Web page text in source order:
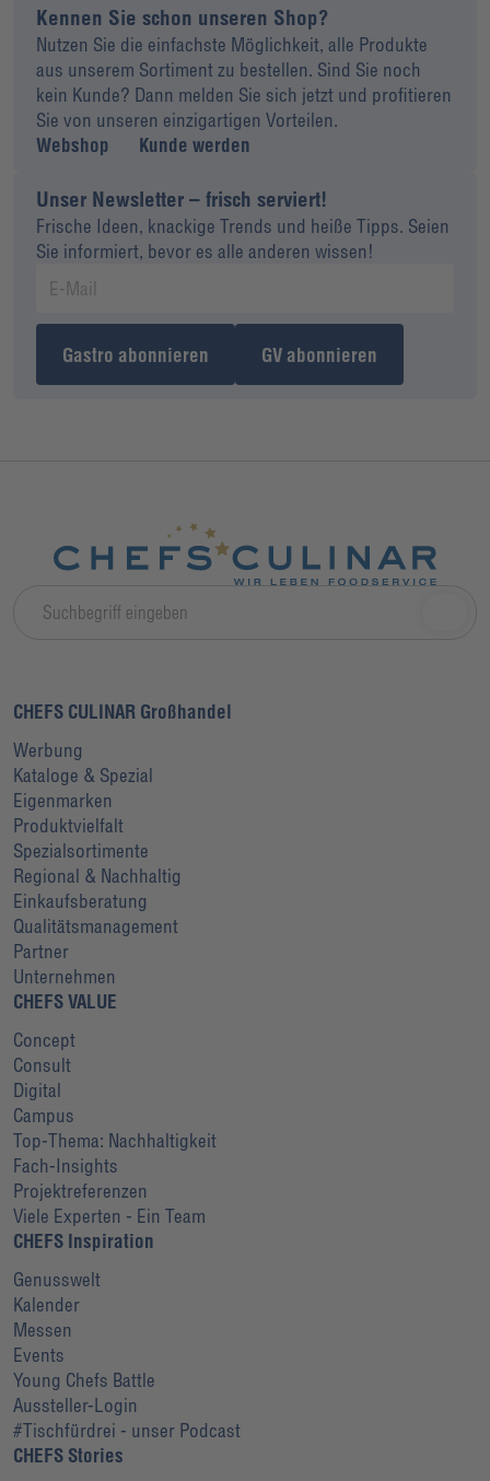
Kennen Sie schon unseren Shop?
Nutzen Sie die einfachste Möglichkeit, alle Produkte
aus unserem Sortiment zu bestellen. Sind Sie noch
kein Kunde? Dann melden Sie sich jetzt und profitieren
Sie von unseren einzigartigen Vorteilen.
Webshop
Kunde werden
Unser Newsletter – frisch serviert!
Frische Ideen, knackige Trends und heiße Tipps. Seien
Sie informiert, bevor es alle anderen wissen!
Gastro abonnieren GV abonnieren
CHEFS CULINAR Großhandel
Werbung
Kataloge & Spezial
Eigenmarken
Produktvielfalt
Spezialsortimente
Regional & Nachhaltig
Einkaufsberatung
Qualitätsmanagement
Partner
Unternehmen
CHEFS VALUE
Concept
Consult
Digital
Campus
Top-Thema: Nachhaltigkeit
Fach-Insights
Projektreferenzen
Viele Experten - Ein Team
CHEFS Inspiration
Genusswelt
Kalender
Messen
Events
Young Chefs Battle
Aussteller-Login
#Tischfürdrei - unser Podcast
CHEFS Stories